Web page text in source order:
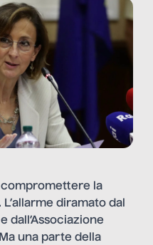
compromettere la
diramato dal
dall’Associazione
una parte della